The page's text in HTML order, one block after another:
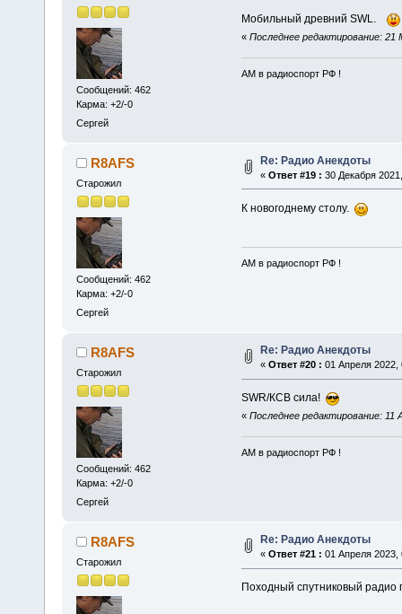
Сообщений: 462
Карма: +2/-0
Сергей
Мобильный древний SWL.
« Последнее редактирование: 21
АМ в радиоспорт РФ !
R8AFS
Старожил
Сообщений: 462
Карма: +2/-0
Сергей
Re: Радио Анекдоты
« Ответ #19 : 30 Декабря
К новогоднему столу.
АМ в радиоспорт РФ !
R8AFS
Старожил
Сообщений: 462
Карма: +2/-0
Сергей
Re: Радио Анекдоты
« Ответ #20 : 01 Апреля 2022,
SWR/КСВ сила!
« Последнее редактирование: 11
АМ в радиоспорт РФ !
R8AFS
Старожил
Re: Радио Анекдоты
« Ответ #21 : 01 Апреля 2023,
Походный спутниковый